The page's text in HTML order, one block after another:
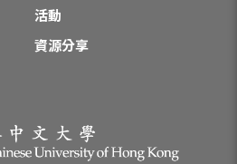
活動
資源分享